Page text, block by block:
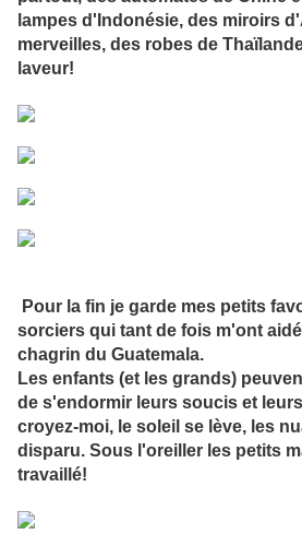
lampes d'Indonésie, des miroirs
merveilles, des robes de
laveur!
Pour la fin je garde mes petits
sorciers qui tant de fois m'ont
chagrin du Guatemala.
Les enfants (et les grands)
de s'endormir leurs soucis et
croyez-moi, le soleil se lève, les
disparu. Sous l'oreiller les petits
travaillé!